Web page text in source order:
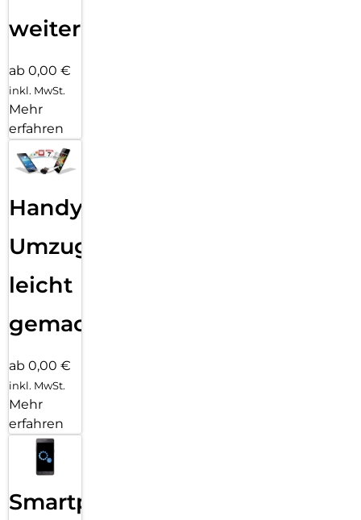
weiter
ab 0,00 €
inkl. MwSt.
Mehr
erfahren
Handy
Umzug
leicht
gemacht!
ab 0,00 €
inkl. MwSt.
Mehr
erfahren
Smartphone